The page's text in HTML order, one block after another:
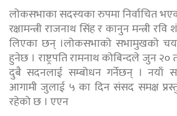
लोकसभाका सदस्यका रुपमा निर्वाचित
रक्षामन्त्री राजनाथ सिंह र कानुन मन्त्री
लिएका छन् ।लोकसभाको सभामुखको
हुनेछ । राष्ट्रपति रामनाथ कोबिन्दले जुन
दुबै सदनलाई सम्बोधन गर्नेछन् । नयाँ
आगामी जुलाई ५ का दिन संसद समक्ष
रहेको छ । एएन